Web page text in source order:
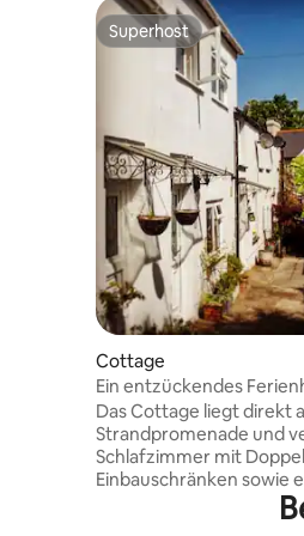
Superhost
Superhost
Cottage
Ein entzückendes
der Strandpromenade.
Das Cottage liegt direkt
Strandpromenade und
Schlafzimmer mit
Einbauschränken sowie
großes Schlafzimmer
Einzelbetten. Die voll